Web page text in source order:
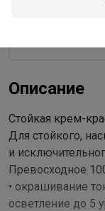
Германия -
Описание
Стойкая крем-
Для стойкого,
и
Превосходное
• окрашивание
осветление до 5